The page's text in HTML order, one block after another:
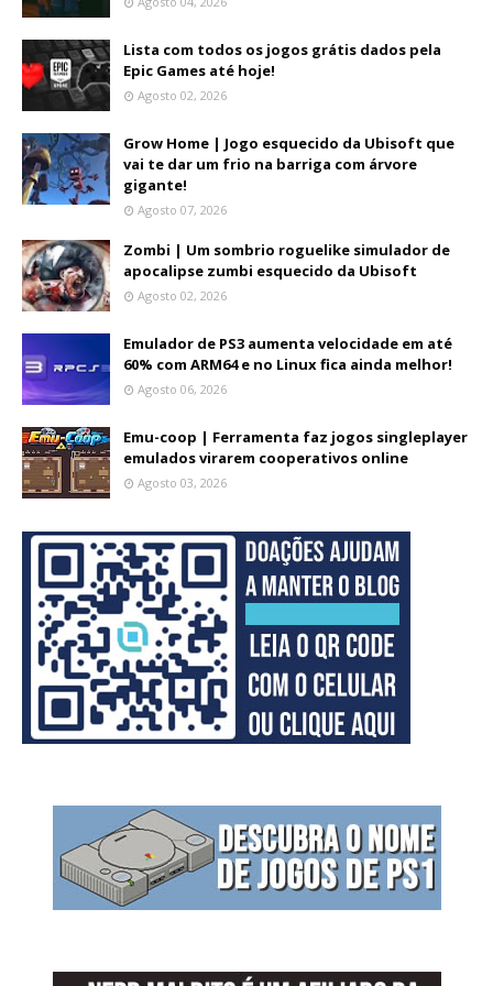
Lista com todos os jogos grátis dados pela
Epic Games até hoje!
Agosto 02, 2026
Grow Home | Jogo esquecido da Ubisoft que
vai te dar um frio na barriga com árvore
gigante!
Agosto 07, 2026
Zombi | Um sombrio roguelike simulador de
apocalipse zumbi esquecido da Ubisoft
Agosto 02, 2026
Emulador de PS3 aumenta velocidade em até
60% com ARM64 e no Linux fica ainda melhor!
Agosto 06, 2026
Emu-coop | Ferramenta faz jogos singleplayer
emulados virarem cooperativos online
Agosto 03, 2026